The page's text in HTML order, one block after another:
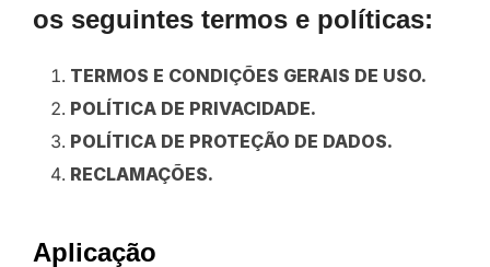
os seguintes termos e políticas:
TERMOS E CONDIÇÕES GERAIS DE USO.
POLÍTICA DE PRIVACIDADE.
POLÍTICA DE PROTEÇÃO DE DADOS.
RECLAMAÇÕES.
Aplicação